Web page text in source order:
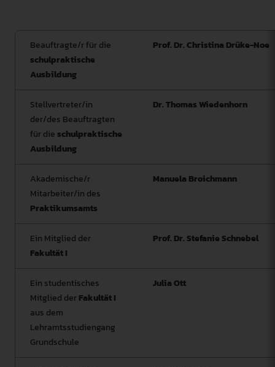
Beauftragte/r für die
schulpraktische
Ausbildung
Prof. Dr. Christina Drüke-Noe
Stellvertreter/in
der/des Beauftragten
für dieschulpraktische
Ausbildung
Dr. Thomas Wiedenhorn
Akademische/r
Mitarbeiter/in des
Praktikumsamts
Manuela Broichmann
Ein Mitglied der
Fakultät I
Prof. Dr. Stefanie Schnebel
Ein studentisches
Mitglied derFakultät I
aus dem
Lehramtsstudiengang
Grundschule
Julia Ott